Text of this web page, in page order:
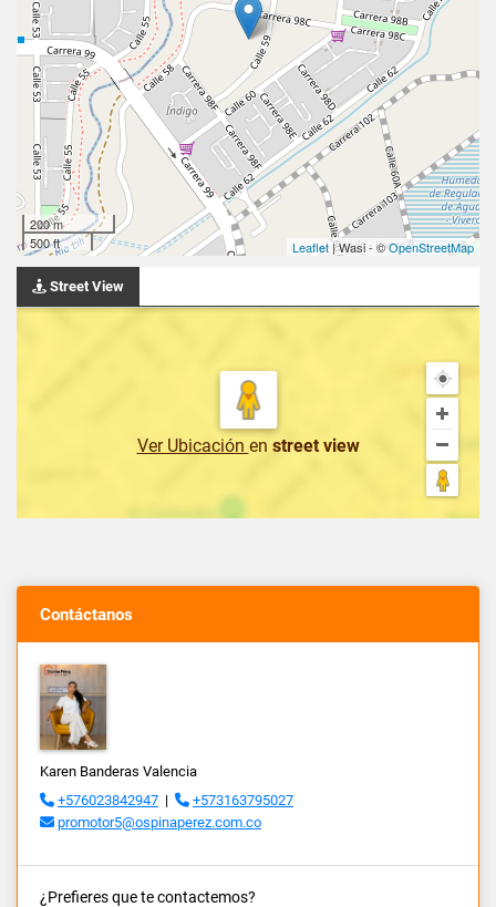
200 m
500 ft
Leaflet| Wasi - ©OpenStreetMap
Street View
Ver Ubicación en street view
Contáctanos
Karen Banderas Valencia
+576023842947 |
+573163795027
promotor5@ospinaperez.com.co
¿Prefieres que te contactemos?